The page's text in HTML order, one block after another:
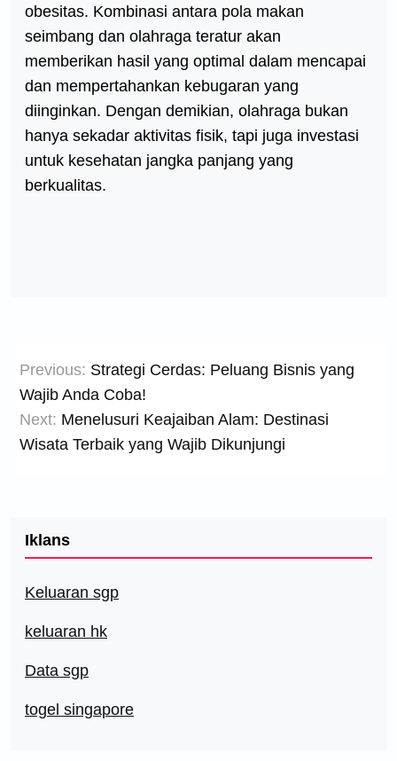
obesitas. Kombinasi antara pola makan
seimbang dan olahraga teratur akan
memberikan hasil yang optimal dalam mencapai
dan mempertahankan kebugaran yang
diinginkan. Dengan demikian, olahraga bukan
hanya sekadar aktivitas fisik, tapi juga investasi
untuk kesehatan jangka panjang yang
berkualitas.
navigation
Previous: Strategi Cerdas: Peluang Bisnis yang
Wajib Anda Coba!
Next: Menelusuri Keajaiban Alam: Destinasi
Wisata Terbaik yang Wajib Dikunjungi
Iklans
Keluaran sgp
keluaran hk
Data sgp
togel singapore